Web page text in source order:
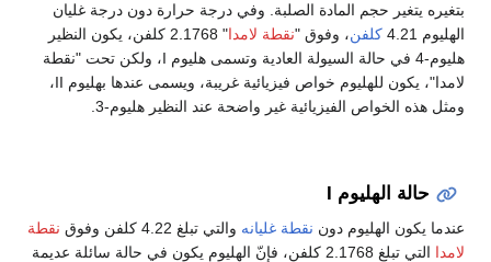
بتغيره يتغير حجم المادة الصلبة. وفي درجة حرارة دون درجة غليان
الهليوم 4.21
كلفن، وفوق "نقطة لامدا
" 2.1768 كلفن، يكون النظير
هليوم-4 في حالة السيولة العادية وتسمى هليوم I، ولكن تحت "نقطة
لامدا"، يكون للهليوم خواص فيزيائية غريبة، ويسمى عندها بهليوم II،
ومثل هذه الخواص الفيزيائية غير واضحة عند النظير هليوم-3.
حالة الهليوم I
عندما يكون الهليوم دون نقطة غليانه والتي تبلغ 4.22 كلفن وفوق
نقطة
لامدا
التي تبلغ 2.1768 كلفن، فإنّ الهليوم يكون في حالة سائلة عديمة